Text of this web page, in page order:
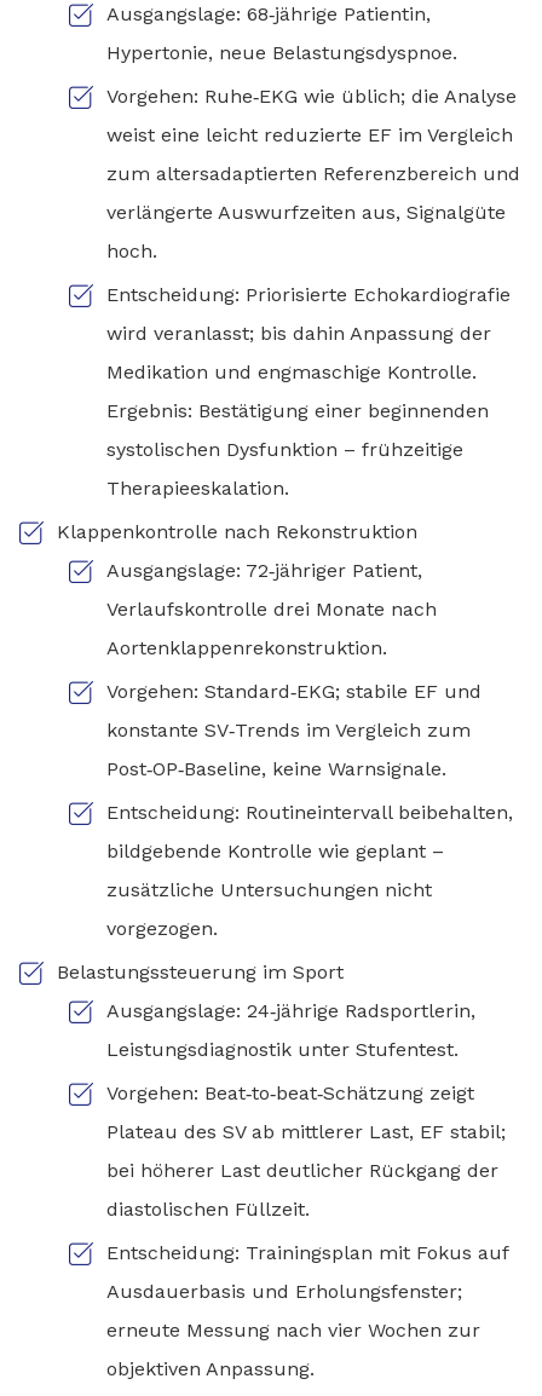
Ausgangslage: 68‑jährige Patientin,
Hypertonie, neue Belastungsdyspnoe.
Vorgehen: Ruhe‑EKG wie üblich; die Analyse
weist eine leicht reduzierte EF im Vergleich
zum altersadaptierten Referenzbereich und
verlängerte Auswurfzeiten aus, Signalgüte
hoch.
Entscheidung: Priorisierte Echokardiografie
wird veranlasst; bis dahin Anpassung der
Medikation und engmaschige Kontrolle.
Ergebnis: Bestätigung einer beginnenden
systolischen Dysfunktion – frühzeitige
Therapieeskalation.
Klappenkontrolle nach Rekonstruktion
Ausgangslage: 72‑jähriger Patient,
Verlaufskontrolle drei Monate nach
Aortenklappenrekonstruktion.
Vorgehen: Standard‑EKG; stabile EF und
konstante SV‑Trends im Vergleich zum
Post‑OP‑Baseline, keine Warnsignale.
Entscheidung: Routineintervall beibehalten,
bildgebende Kontrolle wie geplant –
zusätzliche Untersuchungen nicht
vorgezogen.
Belastungssteuerung im Sport
Ausgangslage: 24‑jährige Radsportlerin,
Leistungsdiagnostik unter Stufentest.
Vorgehen: Beat‑to‑beat‑Schätzung zeigt
Plateau des SV ab mittlerer Last, EF stabil;
bei höherer Last deutlicher Rückgang der
diastolischen Füllzeit.
Entscheidung: Trainingsplan mit Fokus auf
Ausdauerbasis und Erholungsfenster;
erneute Messung nach vier Wochen zur
objektiven Anpassung.